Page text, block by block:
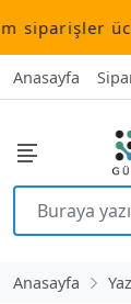
Anasayfa
Anasayfa